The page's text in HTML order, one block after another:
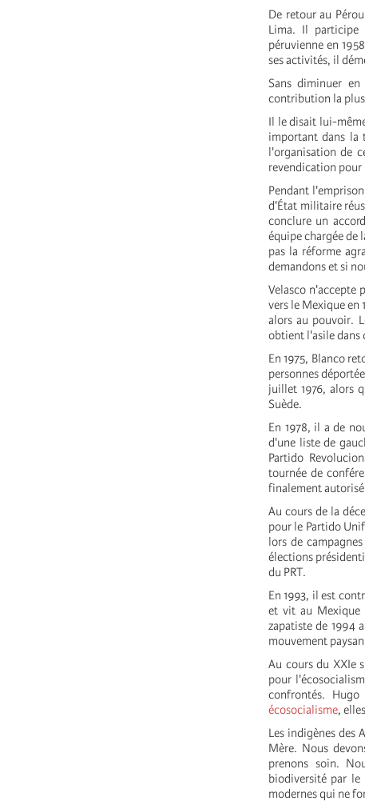
De retour au
Lima. Il participe
péruvienne en
ses activités, il
Sans diminuer
contribution la
Il le disait lui-
important dans la
l'organisation de
revendication pour
Pendant
d'État militaire
conclure un
équipe chargée de
pas la réforme
demandons et si
Velasco n'accepte
vers le Mexique en
alors au pouvoir.
obtient l'asile dans
En 1975, Blanco
personnes
juillet 1976, alors
Suède.
En 1978, il a de
d'une liste de
Partido
tournée de
finalement
Au cours de la
pour le Partido
lors de
élections
du PRT.
En 1993, il est
et vit au Mexique
zapatiste de 1994
mouvement
Au cours du XXIe
pour
confrontés.
écosocialisme,
Les indigènes des
Mère. Nous
prenons soin.
biodiversité par le
modernes qui ne